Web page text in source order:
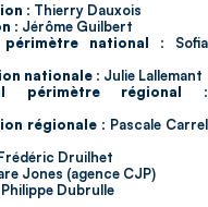
: Thierry Dauxois
: Jérôme Guilbert
périmètre national : Sofia
nationale : Julie Lallemant
périmètre régional :
régionale : Pascale Carrel
Druilhet
Jones (agence CJP)
Philippe Dubrulle